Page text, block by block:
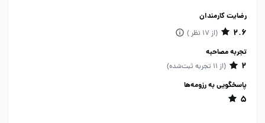
رضایت کارمندان
2.6 (از 17 نظر )
تجربه مصاحبه
2 (از 11 تجربه ثبت‌شده)
پاسخگویی به رزومه‌ها
5